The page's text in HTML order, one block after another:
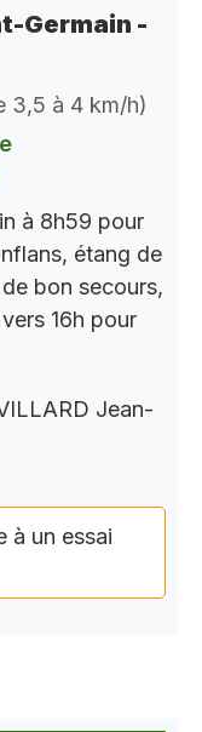
Germain -
3,5 à 4 km/h)
à 8h59 pour
étang de
bon secours,
16h pour
Jean-
à un essai